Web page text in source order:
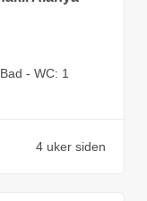
Bad - WC: 1
4 uker siden